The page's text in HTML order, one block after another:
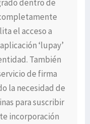
dentro de
el acceso a
‘lupay’
También
de firma
la necesidad de
para suscribir
incorporación